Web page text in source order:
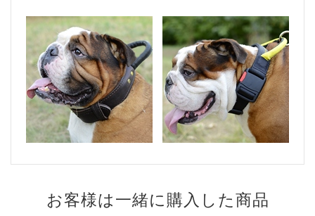
お客様は一緒に購入した商品